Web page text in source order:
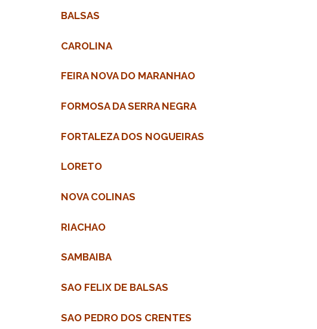
BALSAS
CAROLINA
FEIRA NOVA DO MARANHAO
FORMOSA DA SERRA NEGRA
FORTALEZA DOS NOGUEIRAS
LORETO
NOVA COLINAS
RIACHAO
SAMBAIBA
SAO FELIX DE BALSAS
SAO PEDRO DOS CRENTES